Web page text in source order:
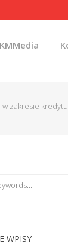
w zakresie
WPISY